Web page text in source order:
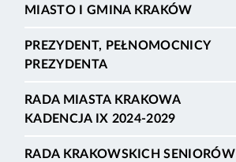
MIASTO I GMINA KRAKÓW
PREZYDENT, PEŁNOMOCNICY
PREZYDENTA
RADA MIASTA KRAKOWA
KADENCJA IX 2024-2029
RADA KRAKOWSKICH SENIORÓW